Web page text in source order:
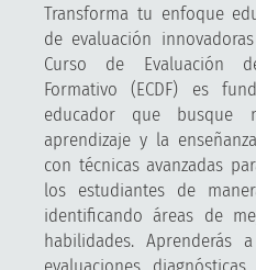
Transforma tu enfoque
de evaluación
Curso de Evaluación
Formativo (ECDF) es
educador que busque
aprendizaje y la
con técnicas avanzadas
los estudiantes de
identificando áreas de
habilidades. Aprenderás